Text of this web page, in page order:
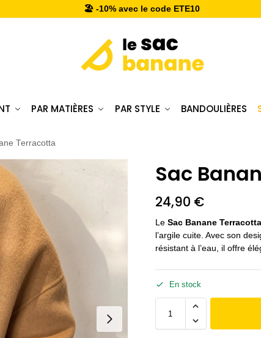
🏖️ -10% avec le code ETE10
PAR MATIÈRES PAR STYLE BANDOULIÈRES
Terracotta
Sac
24,90 €
Le Sac Banane Terracotta
l’argile cuite. Avec son
résistant à l’eau, il offre
En stock